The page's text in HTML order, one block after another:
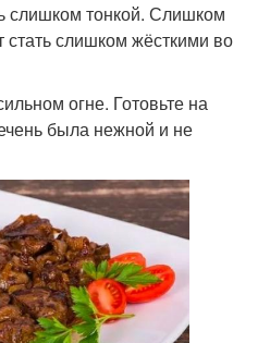
Печень в духовке
Качественная печень
Приправа к печени
слишком тонкой. Слишком
стать слишком жёсткими во
огне. Готовьте на
была нежной и не